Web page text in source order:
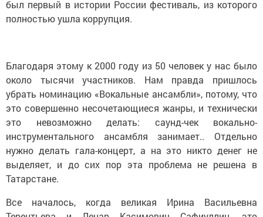
был первый в истории России фестиваль, из которого
полностью ушла коррупция.
Благодаря этому к 2000 году из 50 человек у нас было
около тысячи участников. Нам правда пришлось
убрать номинацию «Вокальные ансамбли», потому, что
это совершенно несочетающиеся жанры, и технически
это невозможно делать: саунд-чек вокально-
инструментального ансамбля занимает.. Отдельно
нужно делать гала-концерт, а на это никто денег не
выделяет, и до сих пор эта проблема не решена в
Татарстане.
Все началось, когда великая Ирина Васильевна